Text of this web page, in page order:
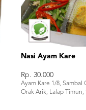
Nasi Ayam Kare
Rp. 30.000
Ayam Kare 1/8, Sambal
Orak Arik, Lalap Timun,